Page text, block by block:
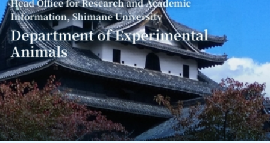
情報公開
リンク集
NIHガイド翻訳
学内の方へ